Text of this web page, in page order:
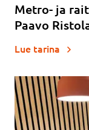
Metro- ja
Paavo
Lue tarina